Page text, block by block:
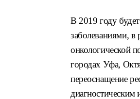
В 2019 году
заболеваниями, в
онкологической
городах Уфа,
переоснащение